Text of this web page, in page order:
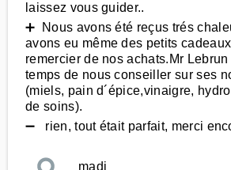
laissez vous guider..
➕ Nous avons été reçus trés
avons eu même des petits
remercier de nos achats.Mr
temps de nous conseiller sur ses
(miels, pain d´épice,vinaigre,
de soins).
➖ rien, tout était parfait, merci
madi